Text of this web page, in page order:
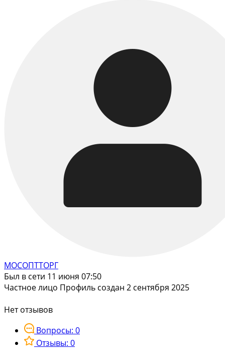
МОСОПТТОРГ
Был в сети 11 июня 07:50
Частное лицо Профиль создан 2 сентября 2025
Нет отзывов
Вопросы: 0
Отзывы: 0